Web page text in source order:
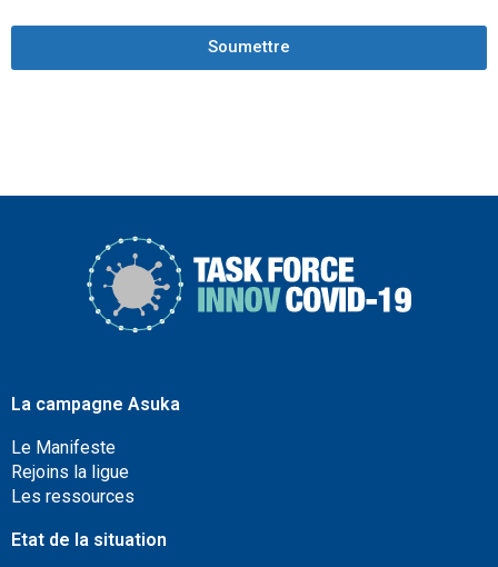
Soumettre
La campagne Asuka
Le Manifeste
Rejoins la ligue
Les ressources
Etat de la situation